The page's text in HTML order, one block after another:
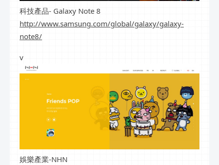
科技產品- Galaxy Note 8
http://www.samsung.com/global/galaxy/galaxy-
note8/
v
娛樂產業-NHN